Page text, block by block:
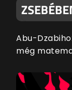
Abu-
még